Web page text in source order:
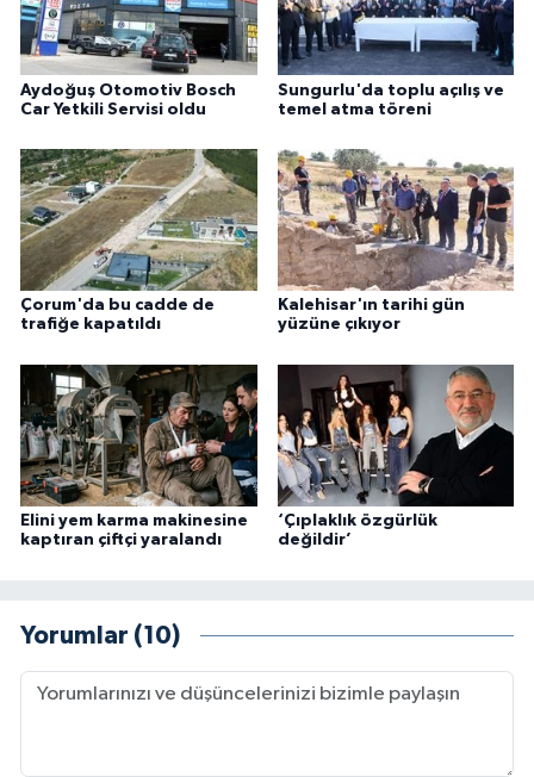
Aydoğuş Otomotiv Bosch
Car Yetkili Servisi oldu
Sungurlu'da toplu açılış ve
temel atma töreni
Çorum'da bu cadde de
trafiğe kapatıldı
Kalehisar'ın tarihi gün
yüzüne çıkıyor
Elini yem karma makinesine
kaptıran çiftçi yaralandı
‘Çıplaklık özgürlük
değildir’
Yorumlar (10)